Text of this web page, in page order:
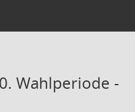
Wahlperiode -